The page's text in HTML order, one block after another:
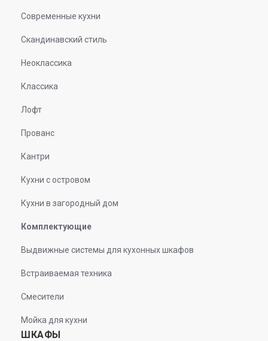
Современные кухни
Скандинавский стиль
Неоклассика
Классика
Лофт
Прованс
Кантри
Кухни с островом
Кухни в загородный дом
Комплектующие
Выдвижные системы для кухонных шкафов
Встраиваемая техника
Смесители
Мойка для кухни
ШКАФЫ